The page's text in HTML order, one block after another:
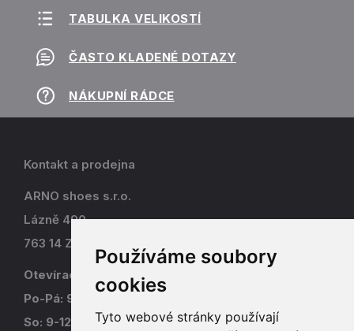
Používáme soubory
cookies
Tyto webové stránky používají
TABULKA VELIKOSTÍ
ČASTO KLADENÉ DOTAZY
NÁKUPNÍ RÁDCE
Kontakt a prodejna
ARNO shoes s.r.o.
Lázně 490
763 14 Zlín - Kostelec
Otevírací doba
Po-Pá: 9-17
So: 9-12